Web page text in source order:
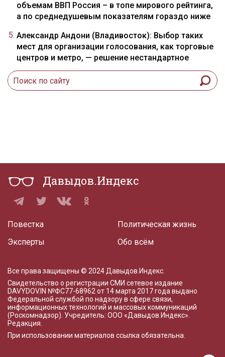
объемам ВВП Россия – в топе мирового рейтинга,
а по среднедушевым показателям гораздо ниже
Александр Андони (Владивосток): Выбор таких
мест для организации голосования, как торговые
центров и метро, — решение нестандартное
Давыдов.Индекс
Повестка
Эксперты
Политическая жизнь
Обо всём
Все права защищены © 2024 Давыдов.Индекс.
Свидетельство о регистрации СМИ сетевое издание
DAVYDOV.IN №ФС77-68962 от 14 марта 2017 года выдано
Федеральной службой по надзору в сфере связи,
информационных технологий и массовых коммуникаций
(Роскомнадзор). Учредитель: ООО «Давыдов.Индекс».
Редакция
При использовании материалов ссылка обязательна.